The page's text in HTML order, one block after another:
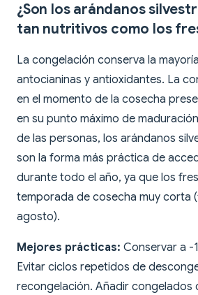
¿Son los arándanos
tan nutritivos como los
La congelación conserva la
antocianinas y antioxidantes. La
en el momento de la cosecha
en su punto máximo de
de las personas, los arándanos
son la forma más práctica de
durante todo el año, ya que los
temporada de cosecha muy corta
agosto).
Mejores prácticas: Conservar a -
Evitar ciclos repetidos de
recongelación. Añadir congelados